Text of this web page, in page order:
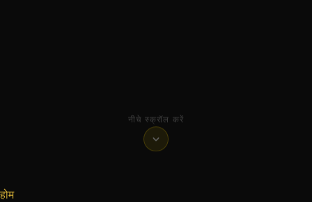
नीचे स्क्रॉल करें
होम